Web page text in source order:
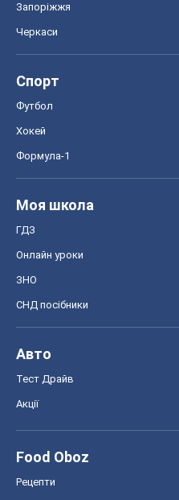
Запоріжжя
Черкаси
Спорт
Футбол
Хокей
Формула-1
Моя школа
ГДЗ
Онлайн уроки
ЗНО
СНД посібники
Авто
Тест Драйв
Акції
Food Oboz
Рецепти